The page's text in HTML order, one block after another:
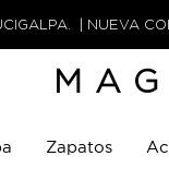
| NUEVA
Zapatos